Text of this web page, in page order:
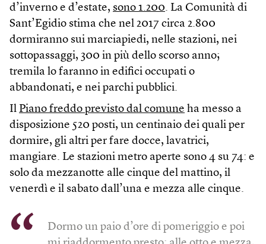
d’inverno e d’estate, sono 1.200. La Comunità di
Sant’Egidio stima che nel 2017 circa 2.800
dormiranno sui marciapiedi, nelle stazioni, nei
sottopassaggi, 300 in più dello scorso anno;
tremila lo faranno in edifici occupati o
abbandonati, e nei parchi pubblici.
Il Piano freddo previsto dal comune ha messo a
disposizione 520 posti, un centinaio dei quali per
dormire, gli altri per fare docce, lavatrici,
mangiare. Le stazioni metro aperte sono 4 su 74: e
solo da mezzanotte alle cinque del mattino, il
venerdì e il sabato dall’una e mezza alle cinque.
Dormo un paio d’ore di pomeriggio e poi